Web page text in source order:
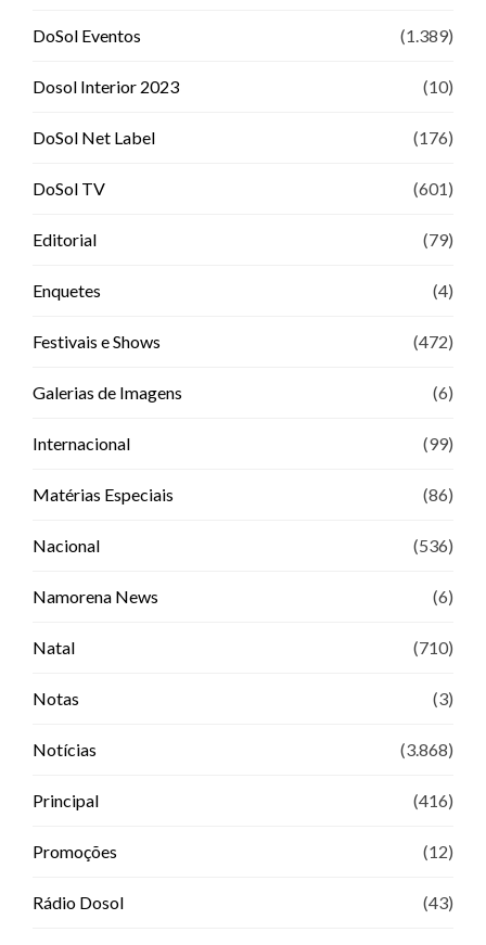
DoSol Eventos (1.389)
Dosol Interior 2023 (10)
DoSol Net Label (176)
DoSol TV (601)
Editorial (79)
Enquetes (4)
Festivais e Shows (472)
Galerias de Imagens (6)
Internacional (99)
Matérias Especiais (86)
Nacional (536)
Namorena News (6)
Natal (710)
Notas (3)
Notícias (3.868)
Principal (416)
Promoções (12)
Rádio Dosol (43)